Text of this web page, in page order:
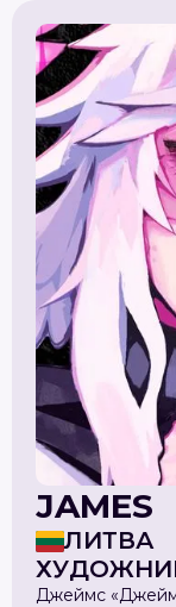
JAMES
ЛИТВА
Джеймс